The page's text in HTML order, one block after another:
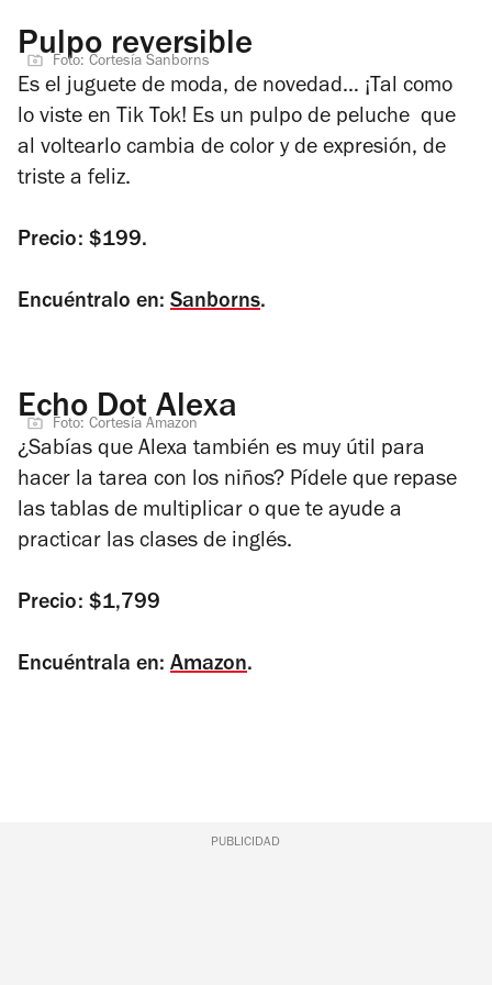
Pulpo reversible
Foto: Cortesía Sanborns
Es el juguete de moda, de novedad… ¡Tal como
lo viste en Tik Tok! Es un pulpo de peluche que
al voltearlo cambia de color y de expresión, de
triste a feliz.
Precio: $199.
Encuéntralo en: Sanborns.
Echo Dot Alexa
Foto: Cortesía Amazon
¿Sabías que Alexa también es muy útil para
hacer la tarea con los niños? Pídele que repase
las tablas de multiplicar o que te ayude a
practicar las clases de inglés.
Precio: $1,799
Encuéntrala en: Amazon.
PUBLICIDAD